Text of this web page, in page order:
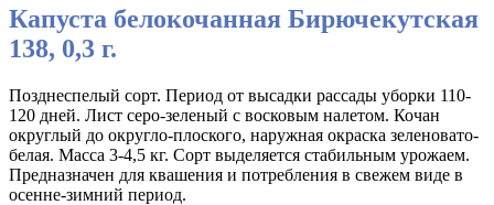
Капуста белокочанная Бирючекутская
138, 0,3 г.
Позднеспелый сорт. Период от высадки рассады уборки 110-
120 дней. Лист серо-зеленый с восковым налетом. Кочан
округлый до округло-плоского, наружная окраска зеленовато-
белая. Масса 3-4,5 кг. Сорт выделяется стабильным урожаем.
Предназначен для квашения и потребления в свежем виде в
осенне-зимний период.